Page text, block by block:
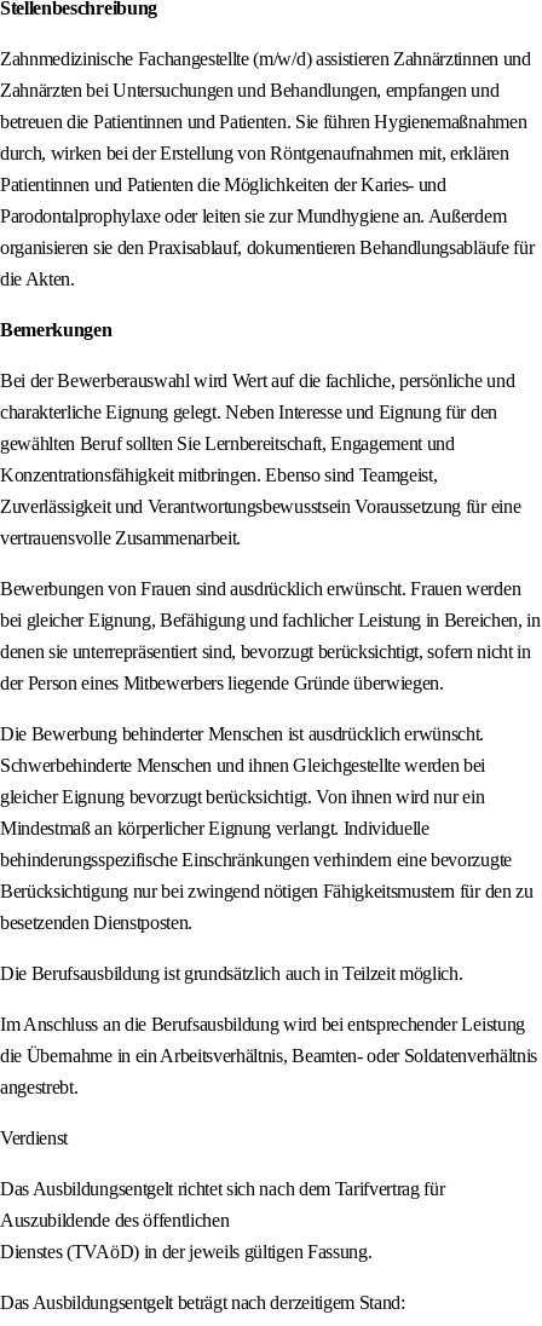
Stellenbeschreibung
Zahnmedizinische Fachangestellte (m/w/d) assistieren Zahnärztinnen und
Zahnärzten bei Untersuchungen und Behandlungen, empfangen und
betreuen die Patientinnen und Patienten. Sie führen Hygienemaßnahmen
durch, wirken bei der Erstellung von Röntgenaufnahmen mit, erklären
Patientinnen und Patienten die Möglichkeiten der Karies- und
Parodontalprophylaxe oder leiten sie zur Mundhygiene an. Außerdem
organisieren sie den Praxisablauf, dokumentieren Behandlungsabläufe für
die Akten.
Bemerkungen
Bei der Bewerberauswahl wird Wert auf die fachliche, persönliche und
charakterliche Eignung gelegt. Neben Interesse und Eignung für den
gewählten Beruf sollten Sie Lernbereitschaft, Engagement und
Konzentrationsfähigkeit mitbringen. Ebenso sind Teamgeist,
Zuverlässigkeit und Verantwortungsbewusstsein Voraussetzung für eine
vertrauensvolle Zusammenarbeit.
Bewerbungen von Frauen sind ausdrücklich erwünscht. Frauen werden
bei gleicher Eignung, Befähigung und fachlicher Leistung in Bereichen, in
denen sie unterrepräsentiert sind, bevorzugt berücksichtigt, sofern nicht in
der Person eines Mitbewerbers liegende Gründe überwiegen.
Die Bewerbung behinderter Menschen ist ausdrücklich erwünscht.
Schwerbehinderte Menschen und ihnen Gleichgestellte werden bei
gleicher Eignung bevorzugt berücksichtigt. Von ihnen wird nur ein
Mindestmaß an körperlicher Eignung verlangt. Individuelle
behinderungsspezifische Einschränkungen verhindern eine bevorzugte
Berücksichtigung nur bei zwingend nötigen Fähigkeitsmustern für den zu
besetzenden Dienstposten.
Die Berufsausbildung ist grundsätzlich auch in Teilzeit möglich.
Im Anschluss an die Berufsausbildung wird bei entsprechender Leistung
die Übernahme in ein Arbeitsverhältnis, Beamten- oder Soldatenverhältnis
angestrebt.
Verdienst
Das Ausbildungsentgelt richtet sich nach dem Tarifvertrag für
Auszubildende des öffentlichen
Dienstes (TVAöD) in der jeweils gültigen Fassung.
Das Ausbildungsentgelt beträgt nach derzeitigem Stand: